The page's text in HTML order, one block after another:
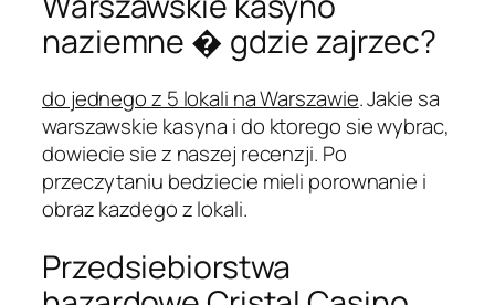
naziemne � gdzie zajrzec?
do jednego z 5 lokali na Warszawie. Jakie sa
warszawskie kasyna i do ktorego sie wybrac,
dowiecie sie z naszej recenzji. Po
przeczytaniu bedziecie mieli porownanie i
obraz kazdego z lokali.
Przedsiebiorstwa